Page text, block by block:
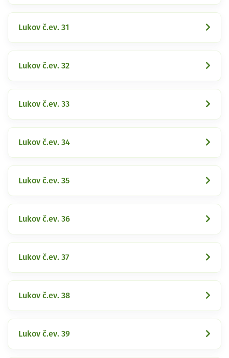
Lukov č.ev. 31
Lukov č.ev. 32
Lukov č.ev. 33
Lukov č.ev. 34
Lukov č.ev. 35
Lukov č.ev. 36
Lukov č.ev. 37
Lukov č.ev. 38
Lukov č.ev. 39